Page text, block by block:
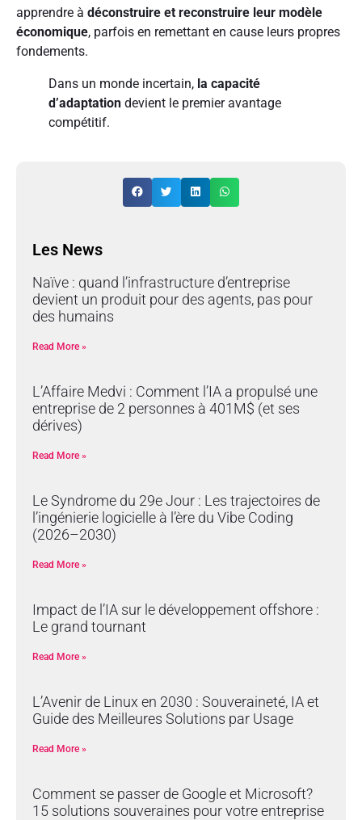
apprendre à déconstruire et reconstruire leur modèle
économique, parfois en remettant en cause leurs propres
fondements.
Dans un monde incertain, la capacité
d’adaptation devient le premier avantage
compétitif.
Les News
Naïve : quand l’infrastructure d’entreprise
devient un produit pour des agents, pas pour
des humains
Read More »
L’Affaire Medvi : Comment l’IA a propulsé une
entreprise de 2 personnes à 401M$ (et ses
dérives)
Read More »
Le Syndrome du 29e Jour : Les trajectoires de
l’ingénierie logicielle à l’ère du Vibe Coding
(2026–2030)
Read More »
Impact de l’IA sur le développement offshore :
Le grand tournant
Read More »
L’Avenir de Linux en 2030 : Souveraineté, IA et
Guide des Meilleures Solutions par Usage
Read More »
Comment se passer de Google et Microsoft?
15 solutions souveraines pour votre entreprise